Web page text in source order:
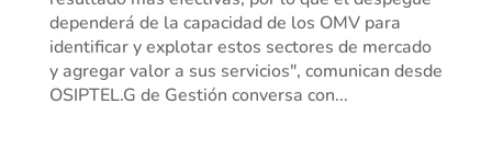
dependerá de la capacidad de los OMV para
identificar y explotar estos sectores de mercado
y agregar valor a sus servicios", comunican desde
OSIPTEL.G de Gestión conversa con...